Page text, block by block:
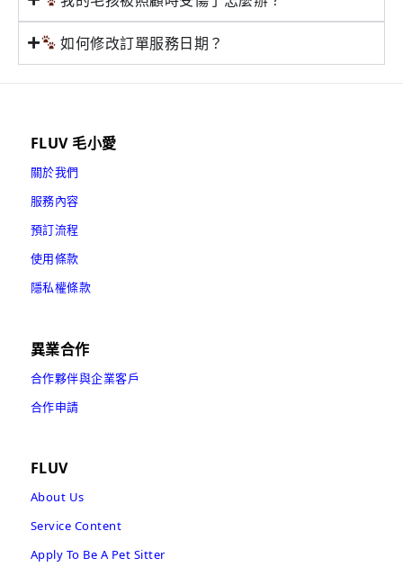
如何修改訂單服務日期？
FLUV 毛小愛
關於我們
服務內容
預訂流程
使用條款
隱私權條款
異業合作
合作夥伴與企業客戶
合作申請
FLUV
About Us
Service Content
Apply To Be A Pet Sitter